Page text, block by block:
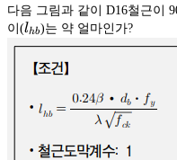
다음 그림과 같이 D16철근이
이(l_{hb}
lhb)는 약 얼마인가?